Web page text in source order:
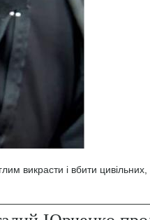
викрасти і вбити